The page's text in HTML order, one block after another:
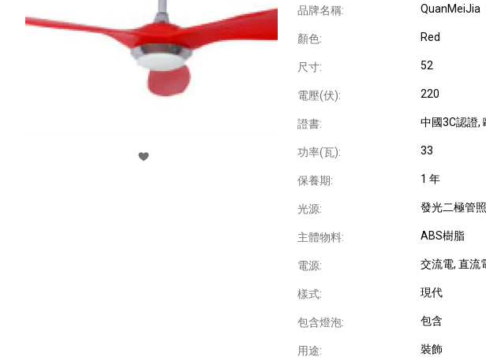
品牌名稱: QuanMeiJia
顏色: Red
尺寸: 52
電壓(伏): 220
證書: 中國3C認證,
功率(瓦): 33
保養期: 1 年
光源: 發光二極管
主體物料: ABS樹脂
電源: 交流電, 直流
樣式: 現代
包含燈泡: 包含
用途: 裝飾